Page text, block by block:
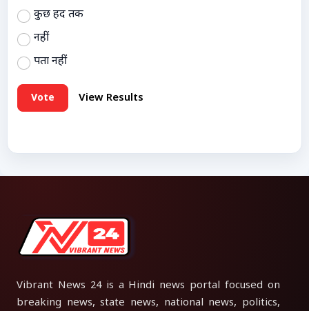
कुछ हद तक
नहीं
पता नहीं
Vote View Results
Vibrant News 24 is a Hindi news portal focused on
breaking news, state news, national news, politics,